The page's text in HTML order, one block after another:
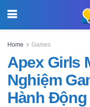
Home Games
Apex Girls
Nghiệm
Hành